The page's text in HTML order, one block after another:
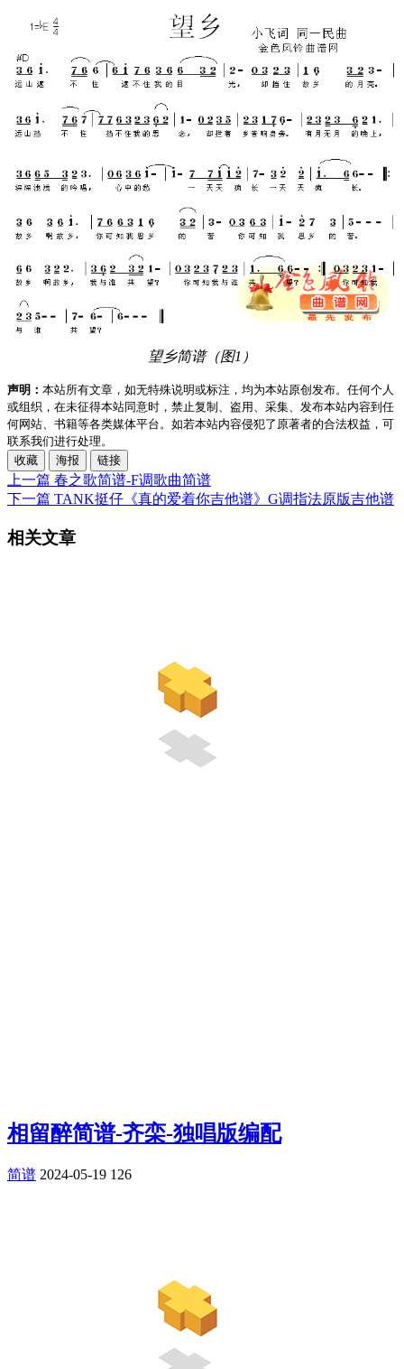
望乡简谱（图1）
声明： 本站所有文章，如无特殊说明或标注，均为本站原创发布。任何个人
或组织，在未征得本站同意时，禁止复制、盗用、采集、发布本站内容到任
何网站、书籍等各类媒体平台。如若本站内容侵犯了原著者的合法权益，可
联系我们进行处理。
收藏
海报 链接
上一篇 春之歌简谱-F调歌曲简谱
下一篇 TANK挺仔《真的爱着你吉他谱》G调指法原版吉他谱
相关文章
相留醉简谱-齐栾-独唱版编配
简谱 2024-05-19 126